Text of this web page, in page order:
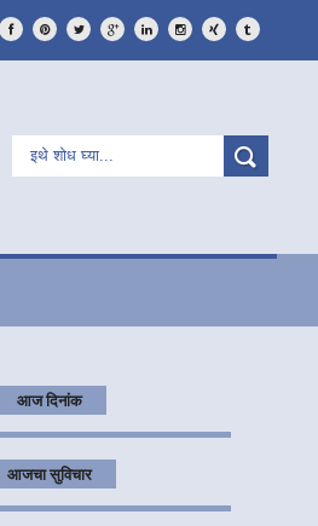
आज दिनांक
आजचा सुविचार